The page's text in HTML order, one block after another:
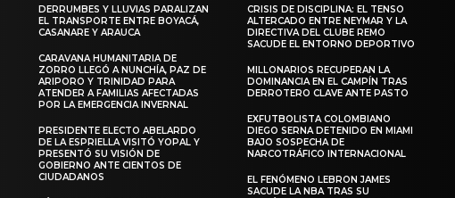
DERRUMBES Y LLUVIAS PARALIZAN
EL TRANSPORTE ENTRE BOYACÁ,
CASANARE Y ARAUCA
CARAVANA HUMANITARIA DE
ZORRO LLEGÓ A NUNCHÍA, PAZ DE
ARIPORO Y TRINIDAD PARA
ATENDER A FAMILIAS AFECTADAS
POR LA EMERGENCIA INVERNAL
PRESIDENTE ELECTO ABELARDO
DE LA ESPRIELLA VISITÓ YOPAL Y
PRESENTÓ SU VISIÓN DE
GOBIERNO ANTE CIENTOS DE
CIUDADANOS
CRISIS DE DISCIPLINA: EL TENSO
ALTERCADO ENTRE NEYMAR Y LA
DIRECTIVA DEL CLUBE REMO
SACUDE EL ENTORNO DEPORTIVO
MILLONARIOS RECUPERAN LA
DOMINANCIA EN EL CAMPÍN TRAS
DERROTERO CLAVE ANTE PASTO
EXFUTBOLISTA COLOMBIANO
DIEGO SERNA DETENIDO EN MIAMI
BAJO SOSPECHA DE
NARCOTRÁFICO INTERNACIONAL
EL FENÓMENO LEBRON JAMES
SACUDE LA NBA TRAS SU